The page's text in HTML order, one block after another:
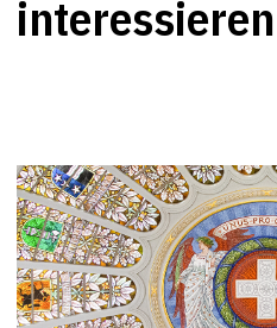
interessieren